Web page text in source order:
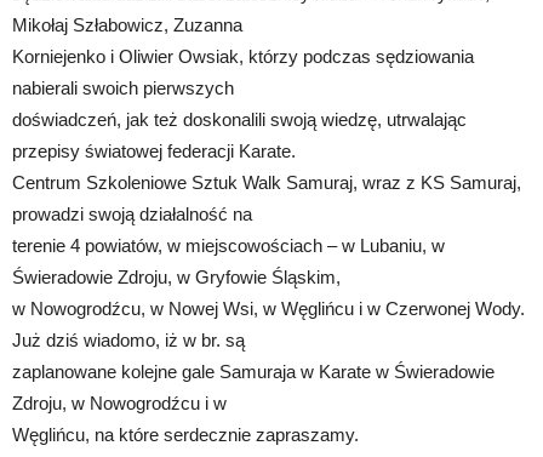
Mikołaj Szłabowicz, Zuzanna
Korniejenko i Oliwier Owsiak, którzy podczas sędziowania
nabierali swoich pierwszych
doświadczeń, jak też doskonalili swoją wiedzę, utrwalając
przepisy światowej federacji Karate.
Centrum Szkoleniowe Sztuk Walk Samuraj, wraz z KS Samuraj,
prowadzi swoją działalność na
terenie 4 powiatów, w miejscowościach – w Lubaniu, w
Świeradowie Zdroju, w Gryfowie Śląskim,
w Nowogrodźcu, w Nowej Wsi, w Węglińcu i w Czerwonej Wody.
Już dziś wiadomo, iż w br. są
zaplanowane kolejne gale Samuraja w Karate w Świeradowie
Zdroju, w Nowogrodźcu i w
Węglińcu, na które serdecznie zapraszamy.